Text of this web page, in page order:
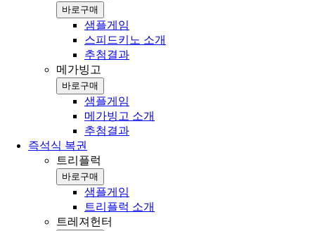
바로구매
샘플게임
스피드키노 소개
추첨결과
메가빙고
바로구매
샘플게임
메가빙고 소개
추첨결과
즉석식 복권
트리플럭
바로구매
샘플게임
트리플럭 소개
트레져헌터